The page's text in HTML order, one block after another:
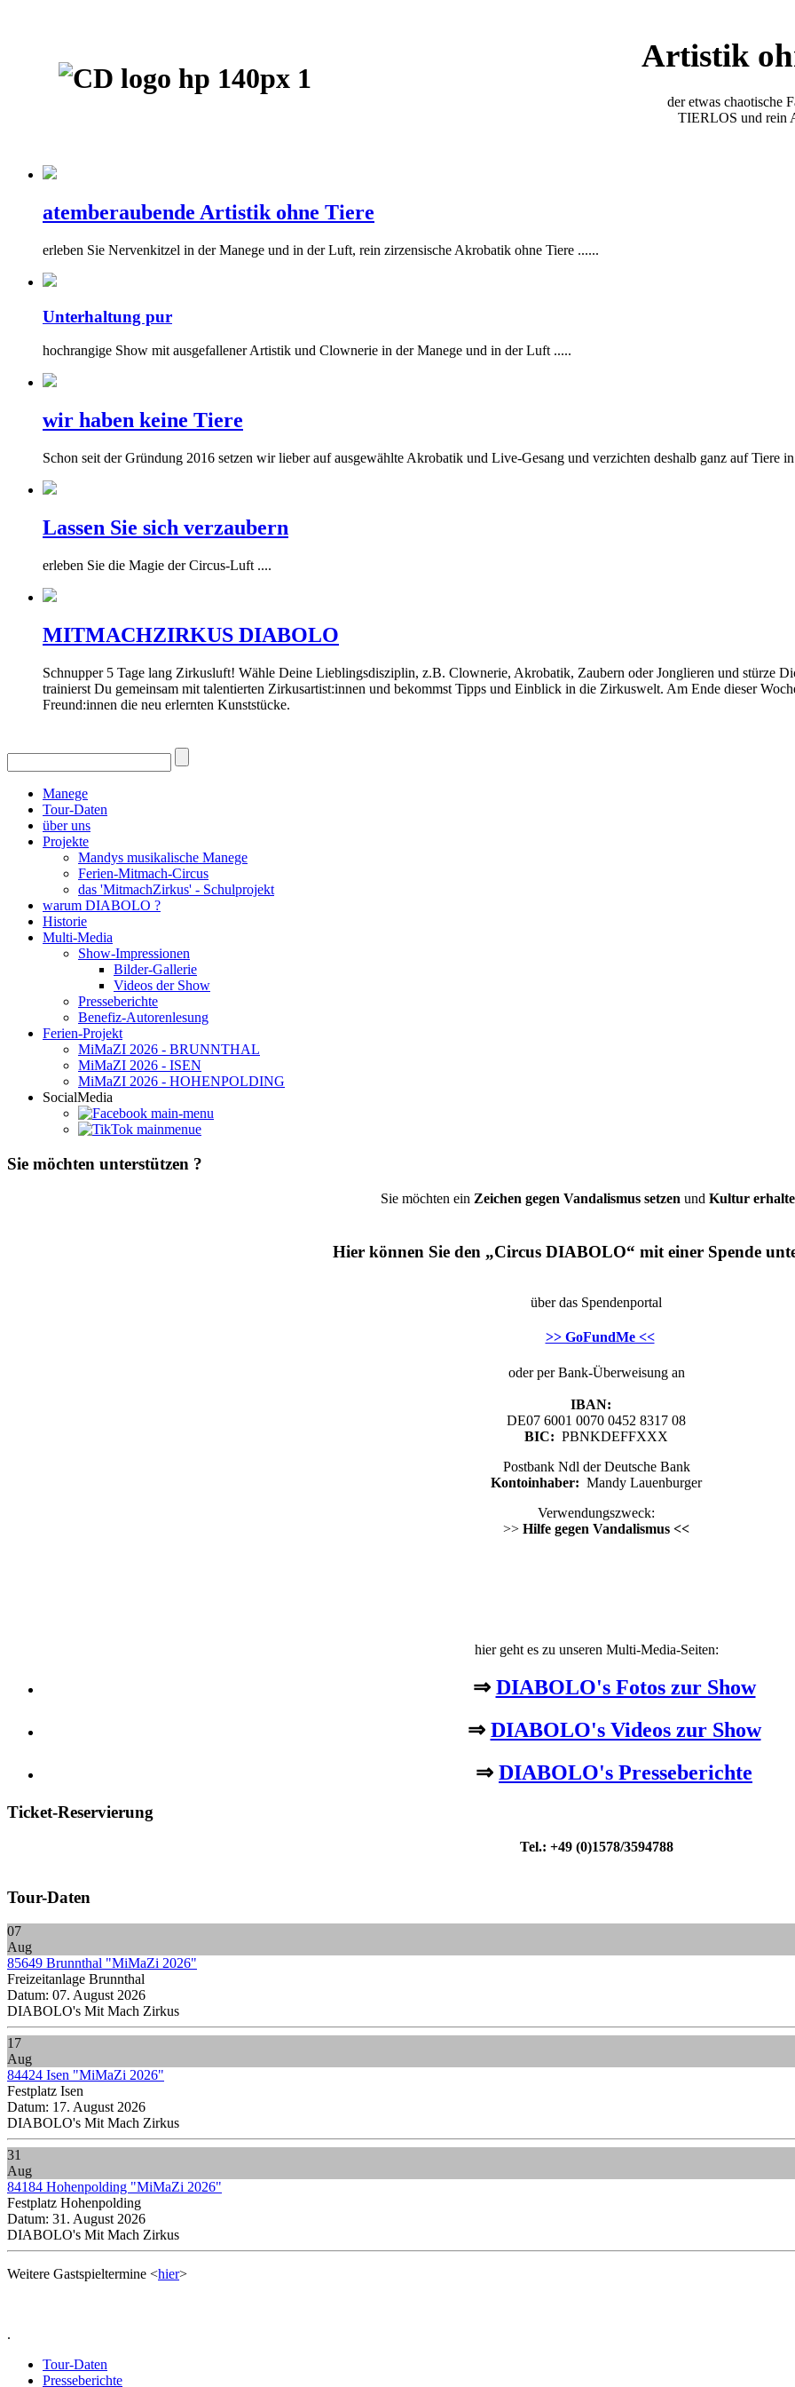
Artistik
der etwas chaotische
TIERLOS und rein
atemberaubende Artistik ohne Tiere
erleben Sie Nervenkitzel in der Manege und in der Luft, rein zirzensische Akrobatik ohne Tiere ......
Unterhaltung pur
hochrangige Show mit ausgefallener Artistik und Clownerie in der Manege und in der Luft .....
wir haben keine Tiere
Schon seit der Gründung 2016 setzen wir lieber auf ausgewählte Akrobatik und Live-Gesang und verzichten deshalb ganz auf Tiere
Lassen Sie sich verzaubern
erleben Sie die Magie der Circus-Luft ....
MITMACHZIRKUS DIABOLO
Schnupper 5 Tage lang Zirkusluft! Wähle Deine Lieblingsdisziplin, z.B. Clownerie, Akrobatik, Zaubern oder Jonglieren und stürze
trainierst Du gemeinsam mit talentierten Zirkusartist:innen und bekommst Tipps und Einblick in die Zirkuswelt. Am Ende dieser
Freund:innen die neu erlernten Kunststücke.
Manege
Tour-Daten
über uns
Projekte
Mandys musikalische Manege
Ferien-Mitmach-Circus
das 'MitmachZirkus' - Schulprojekt
warum DIABOLO ?
Historie
Multi-Media
Show-Impressionen
Bilder-Gallerie
Videos der Show
Presseberichte
Benefiz-Autorenlesung
Ferien-Projekt
MiMaZI 2026 - BRUNNTHAL
MiMaZI 2026 - ISEN
MiMaZI 2026 - HOHENPOLDING
SocialMedia
Sie möchten unterstützen ?
Sie möchten ein Zeichen gegen Vandalismus setzen und Kultur
Hier können Sie den „Circus DIABOLO“ mit einer Spende
über das Spendenportal
>> GoFundMe <<
oder per Bank-Überweisung an
IBAN:
DE07 6001 0070 0452 8317 08
BIC: PBNKDEFFXXX
Postbank Ndl der Deutsche Bank
Kontoinhaber: Mandy Lauenburger
Verwendungszweck:
>> Hilfe gegen Vandalismus <<
hier geht es zu unseren Multi-Media-Seiten:
⇒ DIABOLO's Fotos zur Show
⇒ DIABOLO's Videos zur Show
⇒ DIABOLO's Presseberichte
Ticket-Reservierung
Tel.: +49 (0)1578/3594788
Tour-Daten
07
Aug
85649 Brunnthal "MiMaZi 2026"
Freizeitanlage Brunnthal
Datum: 07. August 2026
DIABOLO's Mit Mach Zirkus
17
Aug
84424 Isen "MiMaZi 2026"
Festplatz Isen
Datum: 17. August 2026
DIABOLO's Mit Mach Zirkus
31
Aug
84184 Hohenpolding "MiMaZi 2026"
Festplatz Hohenpolding
Datum: 31. August 2026
DIABOLO's Mit Mach Zirkus
Weitere Gastspieltermine <hier>
.
Tour-Daten
Presseberichte